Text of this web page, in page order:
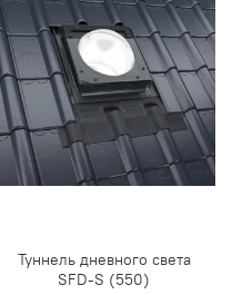
Туннель дневного света
SFD-S (550)